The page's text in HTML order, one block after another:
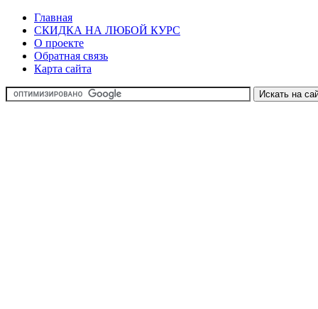
Главная
СКИДКА НА ЛЮБОЙ КУРС
О проекте
Обратная связь
Карта сайта